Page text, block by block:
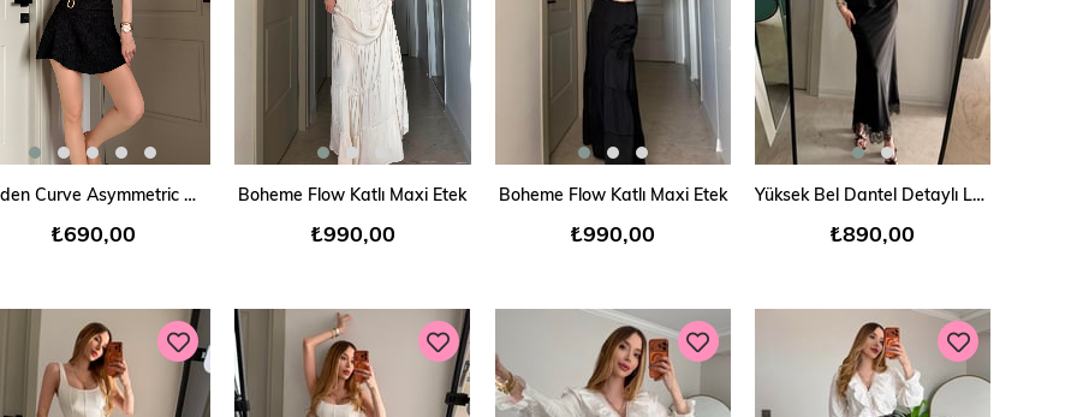
SEPETE EKLE Golden Curve Asymmetric Wrap Şort Etek
₺690,00
SEPETE EKLE
Boheme Flow Katlı Maxi Etek
₺990,00
SEPETE EKLE
Boheme Flow Katlı Maxi Etek
₺990,00
SEPETE EKLE Yüksek Bel Dantel Detaylı Lace Satin Etek
₺890,00